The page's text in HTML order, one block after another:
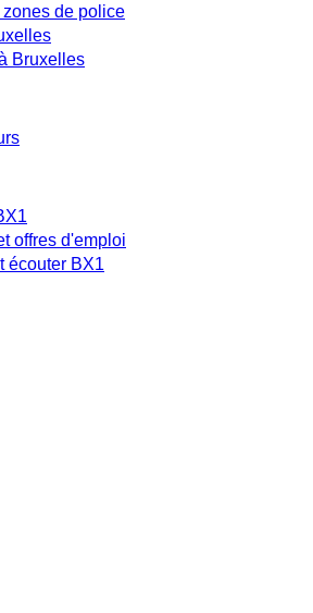
de police
Bruxelles
offres d'emploi
écouter BX1